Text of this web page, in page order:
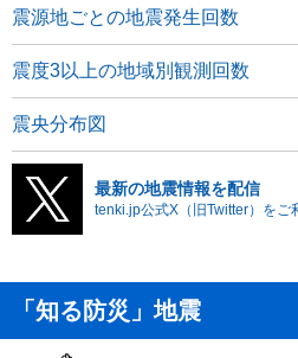
震源地ごとの地震発生回数
震度3以上の地域別観測回数
震央分布図
最新の地震情報を配信
tenki.jp公式X（旧Twitter）をご
「知る防災」地震